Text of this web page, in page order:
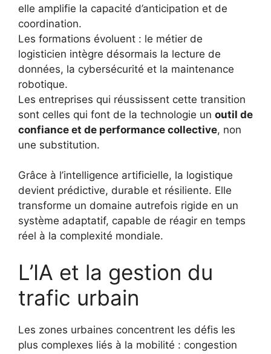
elle amplifie la capacité d’anticipation et de
coordination.
Les formations évoluent : le métier de
logisticien intègre désormais la lecture de
données, la cybersécurité et la maintenance
robotique.
Les entreprises qui réussissent cette transition
sont celles qui font de la technologie un outil de
confiance et de performance collective, non
une substitution.
Grâce à l’intelligence artificielle, la logistique
devient prédictive, durable et résiliente. Elle
transforme un domaine autrefois rigide en un
système adaptatif, capable de réagir en temps
réel à la complexité mondiale.
L’IA et la gestion du
trafic urbain
Les zones urbaines concentrent les défis les
plus complexes liés à la mobilité : congestion